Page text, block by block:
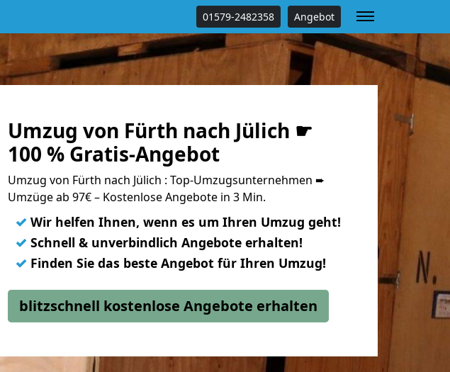
01579-2482358 Angebot
Umzug von Fürth nach Jülich ☛
100 % Gratis-Angebot
Umzug von Fürth nach Jülich : Top-Umzugsunternehmen ➨
Umzüge ab 97€ – Kostenlose Angebote in 3 Min.
✓ Wir helfen Ihnen, wenn es um Ihren Umzug geht!
✓ Schnell & unverbindlich Angebote erhalten!
✓ Finden Sie das beste Angebot für Ihren Umzug!
blitzschnell kostenlose Angebote erhalten